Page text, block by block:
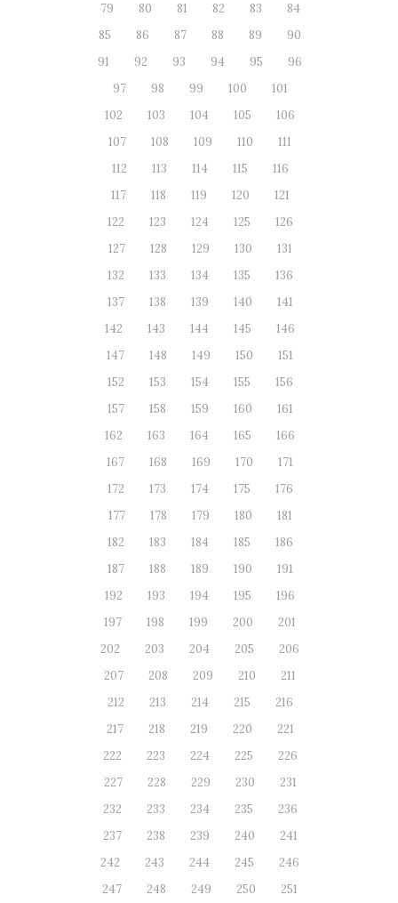
79
80 81 82 83
84
85
86 87 88 89
90
91
92 93 94 95
96
97
98 99 100
101
102
103 104 105
106
107
108 109 110
111
112
113 114 115
116
117
118 119 120
121
122
123 124 125
126
127
128 129 130
131
132
133 134 135
136
137
138 139 140
141
142
143 144 145
146
147
148 149 150
151
152
153 154 155
156
157
158 159 160
161
162
163 164 165
166
167
168 169 170
171
172
173 174 175
176
177
178 179 180
181
182
183 184 185
186
187
188 189 190
191
192
193 194 195
196
197
198 199 200
201
202
203 204 205
206
207
208 209 210
211
212
213 214 215
216
217
218 219 220
221
222
223 224 225
226
227
228 229 230
231
232
233 234 235
236
237
238 239 240
241
242
243 244 245
246
247
248 249 250
251